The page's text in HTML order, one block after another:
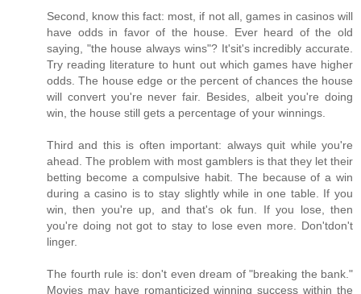
Second, know this fact: most, if not all, games in casinos will
have odds in favor of the house. Ever heard of the old
saying, "the house always wins"? It'sit's incredibly accurate.
Try reading literature to hunt out which games have higher
odds. The house edge or the percent of chances the house
will convert you're never fair. Besides, albeit you're doing
win, the house still gets a percentage of your winnings.
Third and this is often important: always quit while you're
ahead. The problem with most gamblers is that they let their
betting become a compulsive habit. The because of a win
during a casino is to stay slightly while in one table. If you
win, then you're up, and that's ok fun. If you lose, then
you're doing not got to stay to lose even more. Don'tdon't
linger.
The fourth rule is: don't even dream of "breaking the bank."
Movies may have romanticized winning success within the